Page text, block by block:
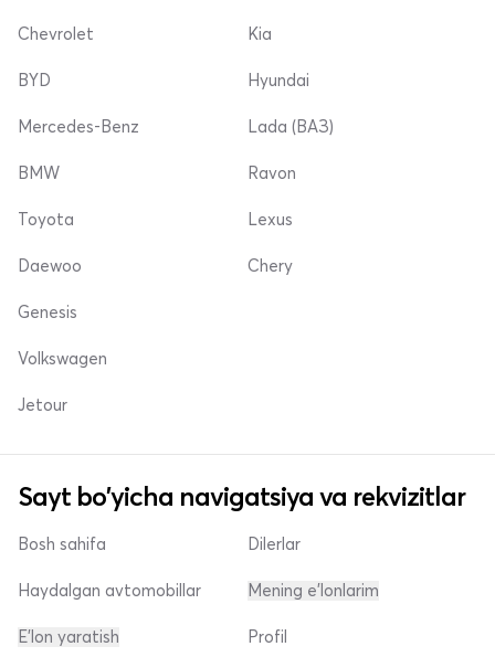
Chevrolet
BYD
Mercedes-Benz
Kia
Hyundai
Lada (ВАЗ)
BMW
Toyota
Daewoo
Ravon
Lexus
Chery
Genesis
Volkswagen
Jetour
Sayt bo'yicha navigatsiya va rekvizitlar
Bosh sahifa
Haydalgan avtomobillar
E'lon yaratish
Dilerlar
Mening e'lonlarim
Profil